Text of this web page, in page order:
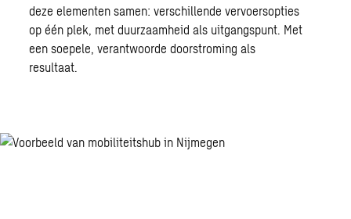
deze elementen samen: verschillende vervoersopties
op één plek, met duurzaamheid als uitgangspunt. Met
een soepele, verantwoorde doorstroming als
resultaat.